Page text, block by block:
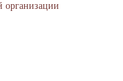
организации